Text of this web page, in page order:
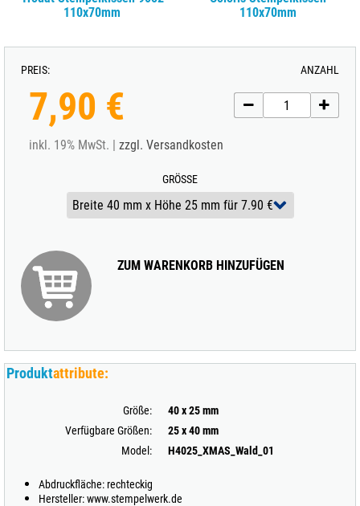
110x70mm
110x70mm
PREIS:
7,90 €
inkl. 19% MwSt. | zzgl. Versandkosten
GRÖSSE
ANZAHL
ZUM WARENKORB HINZUFÜGEN
Produktattribute:
Größe:
40 x 25 mm
Verfügbare Größen:
25 x 40 mm
Model:
H4025_XMAS_Wald_01
Abdruckfläche: rechteckig
Hersteller: www.stempelwerk.de